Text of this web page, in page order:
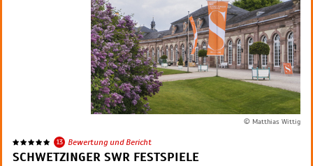
© Matthias Wittig
13 Bewertung und Bericht
SCHWETZINGER SWR FESTSPIELE